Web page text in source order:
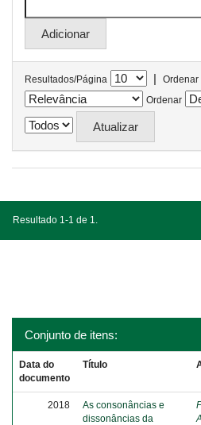
Resultados/Página |
Ordenar
Ordenar
Resultado 1-1 de 1.
Conjunto de itens:
Data do
documento
Título
2018
As consonâncias e
dissonâncias da